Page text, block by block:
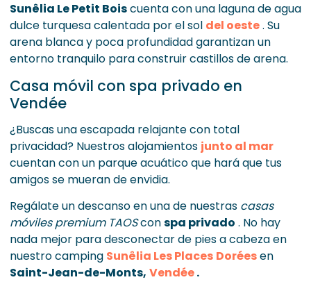
Sunêlia Le Petit Boiscuenta con una laguna de agua
dulce turquesa calentada por el sol del oeste. Su
arena blanca y poca profundidad garantizan un
entorno tranquilo para construir castillos de arena.
Casa móvil con spa privado en
Vendée
¿Buscas una escapada relajante con total
privacidad? Nuestros alojamientos junto al mar
cuentan con un parque acuático que hará que tus
amigos se mueran de envidia.
Regálate un descanso en una de nuestras casas
móviles premium TAOSconspa privado . No hay
nada mejor para desconectar de pies a cabeza en
nuestro camping Sunêlia Les Places Doréesen
Saint-Jean-de-Monts, Vendée.